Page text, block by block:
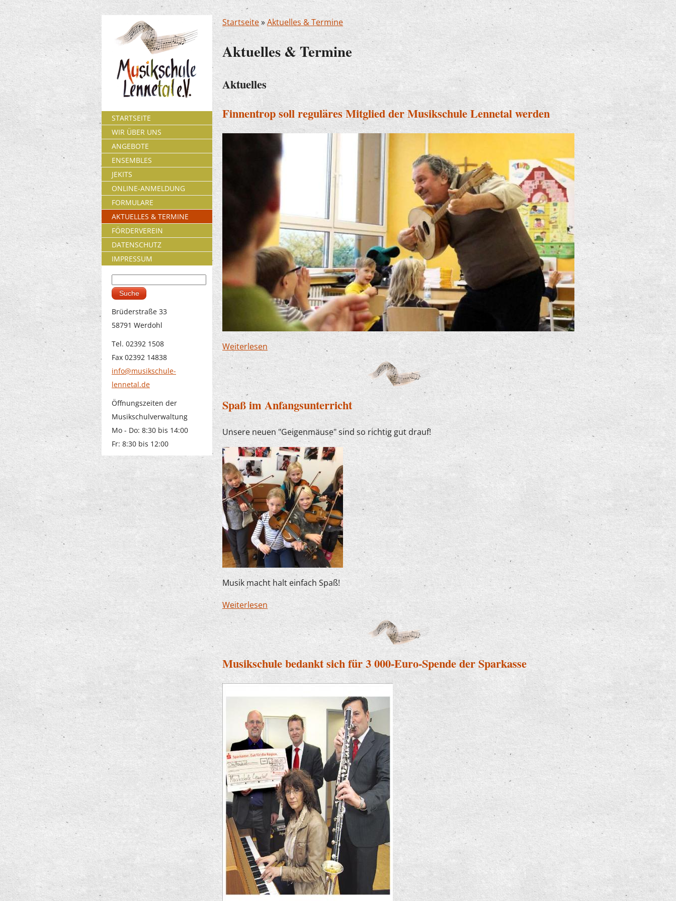
Startseite»Aktuelles & Termine
Aktuelles & Termine
Aktuelles
Finnentrop soll reguläres Mitglied der Musikschule Lennetal werden
Weiterlesen über Finnentrop soll reguläres Mitglied der Musikschule Lennetal werden
Spaß im Anfangsunterricht
Unsere neuen "Geigenmäuse" sind so richtig gut drauf!
Musik macht halt einfach Spaß!
Weiterlesen über Spaß im Anfangsunterricht
Musikschule bedankt sich für 3 000-Euro-Spende der Sparkasse
STARTSEITE
WIR ÜBER UNS
ANGEBOTE
ENSEMBLES
JEKITS
ONLINE-ANMELDUNG
FORMULARE
AKTUELLES & TERMINE
FÖRDERVEREIN
DATENSCHUTZ
IMPRESSUM
Suchformular
Brüderstraße 33
58791 Werdohl
Tel. 02392 1508
Fax 02392 14838
info@musikschule-
lennetal.de
Öffnungszeiten der
Musikschulverwaltung
Mo - Do: 8:30 bis 14:00
Fr: 8:30 bis 12:00